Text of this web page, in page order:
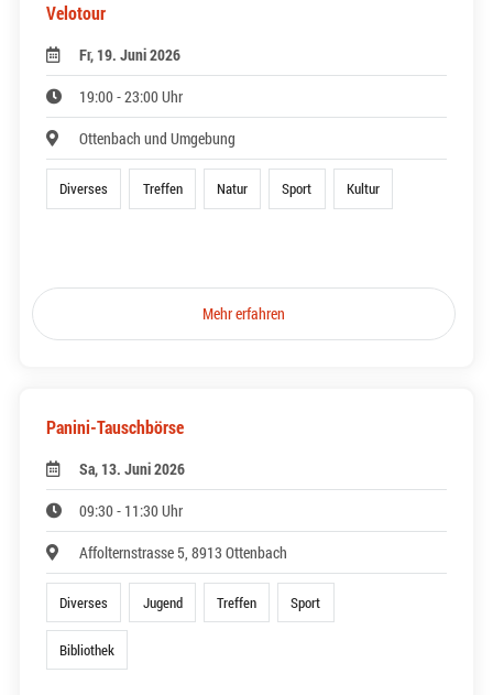
Velotour
Fr, 19. Juni 2026
19:00 - 23:00 Uhr
Ottenbach und Umgebung
Diverses Treffen Natur Sport Kultur
Mehr erfahren
Panini-Tauschbörse
Sa, 13. Juni 2026
09:30 - 11:30 Uhr
Affolternstrasse 5, 8913 Ottenbach
Diverses Jugend Treffen Sport
Bibliothek